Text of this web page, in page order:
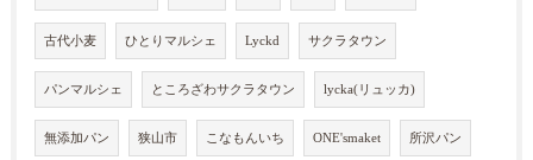
古代小麦 ひとりマルシェ Lyckd サクラタウン
パンマルシェ ところざわサクラタウン lycka(リュッカ)
無添加パン 狭山市 こなもんいち ONE'smaket 所沢パン